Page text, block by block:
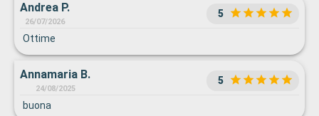
Andrea P.
26/07/2026
5
Ottime
Annamaria B.
24/08/2025
5
buona